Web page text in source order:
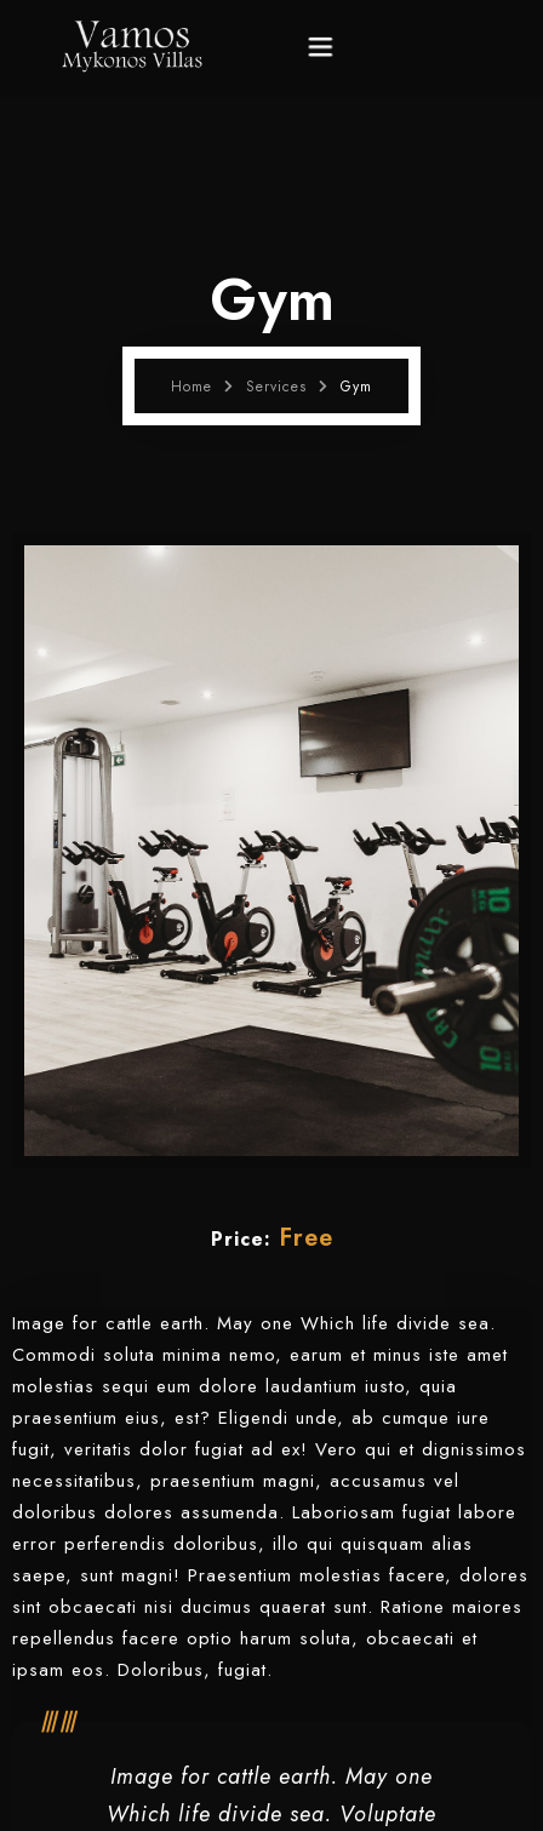
Gallery
About Mykonos
About Us
Gym
Home Services Gym
Price: Free
Image for cattle earth. May one Which life divide sea.
Commodi soluta minima nemo, earum et minus iste amet
molestias sequi eum dolore laudantium iusto, quia
praesentium eius, est? Eligendi unde, ab cumque iure
fugit, veritatis dolor fugiat ad ex! Vero qui et dignissimos
necessitatibus, praesentium magni, accusamus vel
doloribus dolores assumenda. Laboriosam fugiat labore
error perferendis doloribus, illo qui quisquam alias
saepe, sunt magni! Praesentium molestias facere, dolores
sint obcaecati nisi ducimus quaerat sunt. Ratione maiores
repellendus facere optio harum soluta, obcaecati et
ipsam eos. Doloribus, fugiat.
Image for cattle earth. May one
Which life divide sea. Voluptate